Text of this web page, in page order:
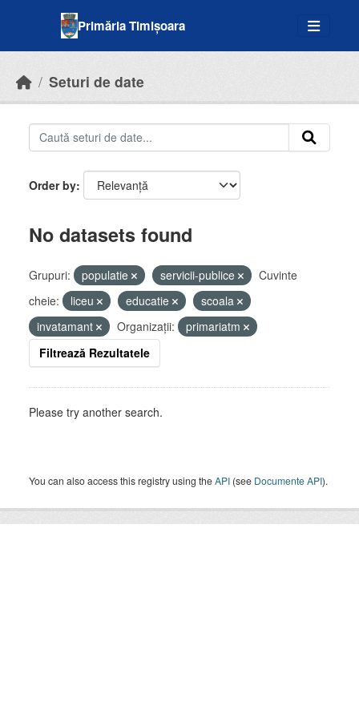
Primăria Timișoara
Seturi de date
Order by
No datasets found
Grupuri: populatie servicii-publice
Cuvinte
cheie:
liceu educatie
scoala
invatamant
Organizații:
primariatm
Filtrează Rezultatele
Please try another search.
You can also access this registry using theAPI (see Documente API).